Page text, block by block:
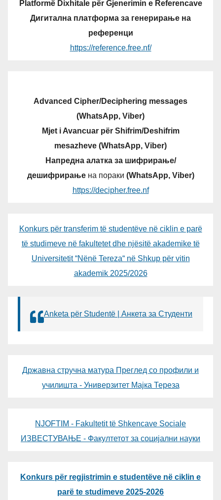
Platformë Dixhitale për Gjenerimin e Referencave
Дигитална платформа за генерирање на
референци
https://reference.free.nf/
Advanced Cipher/Deciphering messages
(WhatsApp, Viber)
Mjet i Avancuar për Shifrim/Deshifrim
mesazheve (WhatsApp, Viber)
Напредна алатка за шифрирање/
дешифрирањена пораки (WhatsApp, Viber)
https://decipher.free.nf
Konkurs për transferim të studentëve në ciklin e parë
të studimeve në fakultetet dhe njësitë akademike të
Universitetit “Nënë Tereza“ në Shkup për vitin
akademik 2025/2026
Anketa për Studentë | Анкета за Студенти
Државна стручна матура Преглед со профили и
училишта - Универзитет Мајка Тереза
NJOFTIM - Fakultetit të Shkencave Sociale
ИЗВЕСТУВАЊЕ - Факултетот за социјални науки
Konkurs për regjistrimin e studentëve në ciklin e
parë te studimeve 2025-2026